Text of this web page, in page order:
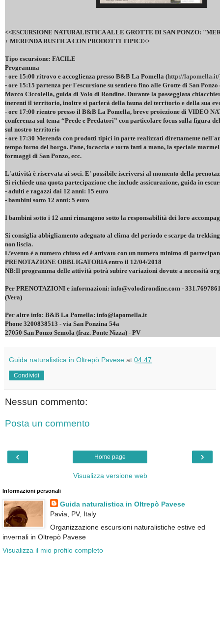
<<ESCURSIONE NATURALISTICA ALLE GROTTE DI SAN PONZO:
+ MERENDA RUSTICA CON PRODOTTI TIPICI>>
Tipo escursione: FACILE
Programma
- ore 15:00 ritrovo e accoglienza presso B&B La Pomella (http://lapomella.it/
- ore 15:15 partenza per l'escursione su sentiero fino alle Grotte di San
Marco Ciccolella, guida di Volo di Rondine. Durante la passeggiata
inerenti il territorio, inoltre si parlerà della fauna del territorio e della sua
- ore 17:00 rientro presso il B&B La Pomella, breve proiezione di VIDEO
conferenza sul tema “Prede e Predatori” con particolare focus sulla figura
sul nostro territorio
- ore 17:30 Merenda con prodotti tipici in parte realizzati direttamente
tempo forno del borgo. Pane, focaccia e torta fatti a mano, la speciale
formaggi di San Ponzo, ecc.
L'attività è riservata ai soci. E' possibile iscriversi al momento della
Si richiede una quota partecipazione che include assicurazione, guida in
- adulti e ragazzi dai 12 anni: 15 euro
- bambini sotto 12 anni: 5 euro
I bambini sotto i 12 anni rimangono sotto la responsabilità dei loro
Si consiglia abbigliamento adeguato al clima del periodo e scarpe da
non liscia.
L’evento è a numero chiuso ed è attivato con un numero minimo di
PRENOTAZIONE OBBLIGATORIA entro il 12/04/2018
NB:Il programma delle attività potrà subire variazioni dovute a necessità
Per PRENOTAZIONI e informazioni: info@volodirondine.com -
(Vera)
Per altre info: B&B La Pomella: info@lapomella.it
Phone 3200838513 - via San Ponzina 54a
27050 San Ponzo Semola (fraz. Ponte Nizza) - PV
Guida naturalistica in Oltrepò Pavese at 04:47
Condividi
Nessun commento:
Posta un commento
‹ ›
Home page
Visualizza versione web
Informazioni personali
Guida naturalistica in Oltrepò Pavese
Pavia, PV, Italy
Organizzazione escursioni naturalistiche estive ed
invernali in Oltrepò Pavese
Visualizza il mio profilo completo